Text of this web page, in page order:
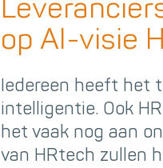
op AI-visie
Iedereen heeft het
intelligentie. Ook
het vaak nog aan
van HRtech zullen